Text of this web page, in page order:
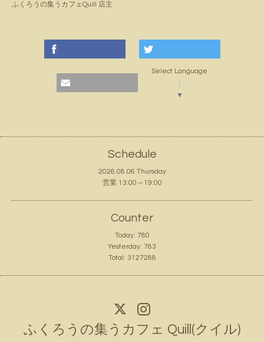
ふくろうの集うカフェQuill 店主
Select Language
▼
Schedule
2026.08.06 Thursday
営業 13:00～19:00
Counter
Today: 780
Yesterday: 783
Total: 3127288
ふくろうの集うカフェ Quill(クイル)